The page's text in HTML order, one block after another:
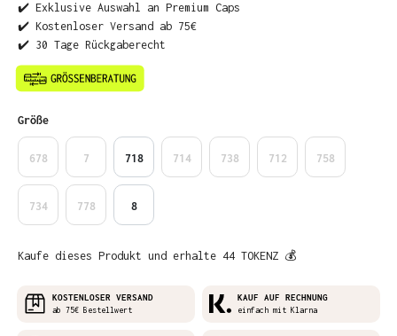
✔️ Exklusive Auswahl an Premium Caps
✔️ Kostenloser Versand ab 75€
✔️ 30 Tage Rückgaberecht
Größeauswählen
678 7 718 714 738 712 758
734 778 8
Kaufe dieses Produkt und erhalte 44 TOKENZ 💰
KOSTENLOSER VERSAND
ab 75€ Bestellwert
KAUF AUF RECHNUNG
einfach mit Klarna